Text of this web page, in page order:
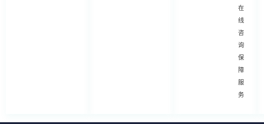
在
线
咨
询
保
障
服
务